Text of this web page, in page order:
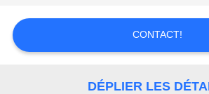
DEMANDEZ
UNE
CITATION
CONTACT!
DÉPLIER LES